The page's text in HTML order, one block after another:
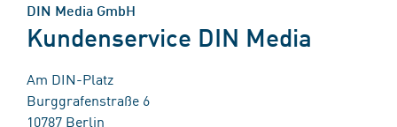
DIN Media GmbH
Kundenservice DIN Media
Am DIN-Platz
Burggrafenstraße 6
10787 Berlin